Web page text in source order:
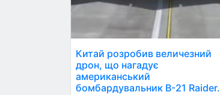
Китай розробив величезний
дрон, що нагадує
американський
бомбардувальник B-21 Raider.